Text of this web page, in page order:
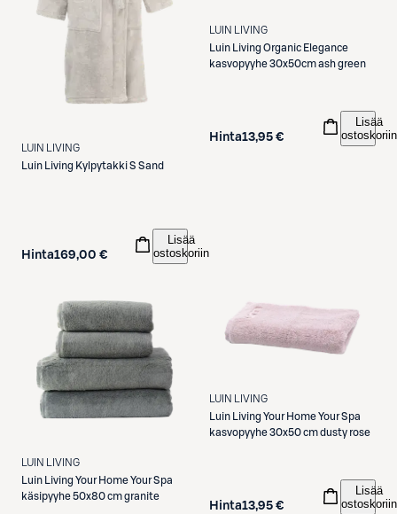
LUIN LIVING
Luin Living Kylpytakki S Sand
Hinta169,00 €
Lisää
ostoskoriin
LUIN LIVING
Luin Living Organic Elegance
kasvopyyhe 30x50cm ash green
Hinta13,95 €
Lisää
ostoskoriin
LUIN LIVING
Luin Living Your Home Your Spa
käsipyyhe 50x80 cm granite
LUIN LIVING
Luin Living Your Home Your Spa
kasvopyyhe 30x50 cm dusty rose
Hinta13,95 €
Lisää
ostoskoriin